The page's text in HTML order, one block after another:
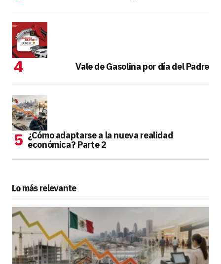
Vale de Gasolina por día del Padre
¿Cómo adaptarse a la nueva realidad
económica? Parte 2
Lo más relevante